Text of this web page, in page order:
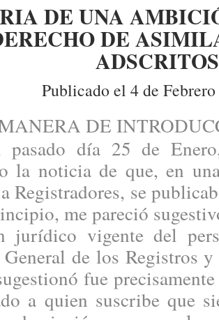
DE UNA
DE
Publicado el 4 de
DE
día 25 de Enero,
la noticia de que, en
Registradores, se
me pareció
jurídico vigente del
de los Registros
fue
a quien suscribe que